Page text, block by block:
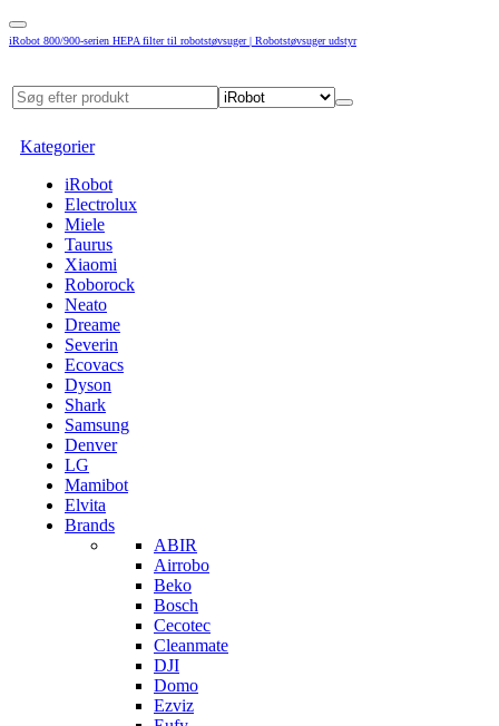
iRobot 800/900-serien HEPA filter til robotstøvsuger | Robotstøvsuger udstyr
Kategorier
iRobot
Electrolux
Miele
Taurus
Xiaomi
Roborock
Neato
Dreame
Severin
Ecovacs
Dyson
Shark
Samsung
Denver
LG
Mamibot
Elvita
Brands
ABIR
Airrobo
Beko
Bosch
Cecotec
Cleanmate
DJI
Domo
Ezviz